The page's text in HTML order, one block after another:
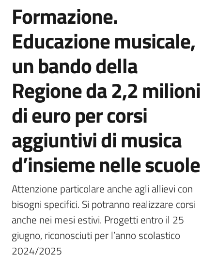
comunicato
Risorse
Agenzia
informazione
comunicazione
Seguici
su
Salta al contenuto
Formazione.
Educazione musicale,
un bando della
Regione da 2,2 milioni
di euro per corsi
aggiuntivi di musica
d’insieme nelle scuole
Attenzione particolare anche agli allievi con
bisogni specifici. Si potranno realizzare corsi
anche nei mesi estivi. Progetti entro il 25
giugno, riconosciuti per l’anno scolastico
2024/2025